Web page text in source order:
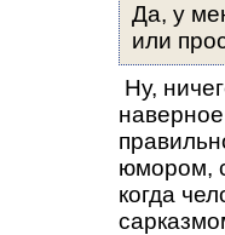
Да, у
или
Ну,
юмором,
когда